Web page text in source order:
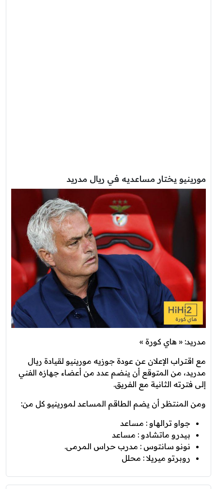
مورينيو يختار مساعديه في ريال مدريد
مدريد: « هاي كورة »
مع اقتراب الإعلان عن عودة جوزيه مورينيو لقيادة ريال
مدريد، من المتوقع أن ينضم عدد من أعضاء جهازه الفني
إلى فترته الثانية مع الفريق.
ومن المنتظر أن يضم الطاقم المساعد لمورينيو كل من:
جواو ترالهاو : مساعد
بيدرو ماتشادو : مساعد
نونو سانتوس : مدرب حراس المرمى.
روبرتو ميريلا : محلل